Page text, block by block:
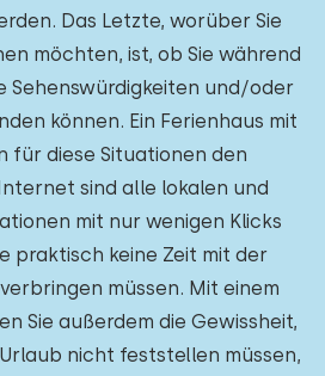
Das Letzte, worüber Sie
möchten, ist, ob Sie während
Sehenswürdigkeiten und/oder
können. Ein Ferienhaus mit
diese Situationen den
sind alle lokalen und
mit nur wenigen Klicks
praktisch keine Zeit mit der
müssen. Mit einem
Sie außerdem die Gewissheit,
nicht feststellen müssen,